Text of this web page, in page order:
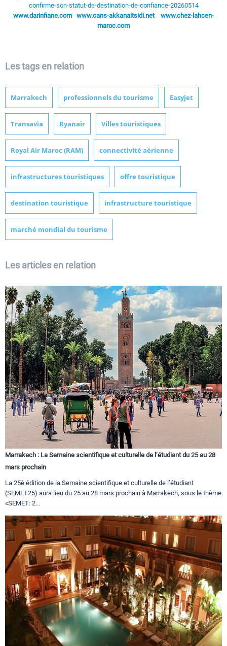
confirme-son-statut-de-destination-de-confiance-20260514
www.darinfiane.com www.cans-akkanaitsidi.net
www.chez-lahcen-
maroc.com
Les tags en relation
Marrakech professionnels du tourisme Easyjet
Transavia Ryanair Villes touristiques
Royal Air Maroc (RAM) connectivité aérienne
infrastructures touristiques offre touristique
destination touristique infrastructure touristique
marché mondial du tourisme
Les articles en relation
Marrakech : La Semaine scientifique et culturelle de l’étudiant du 25 au 28
mars prochain
La 25è édition de la Semaine scientifique et culturelle de l’étudiant
(SEMET25) aura lieu du 25 au 28 mars prochain à Marrakech, sous le thème
«SEMET: 2...